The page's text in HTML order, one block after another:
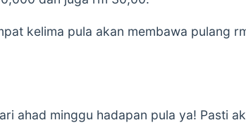
kelima pula akan membawa pulang
ahad minggu hadapan pula ya! Pasti